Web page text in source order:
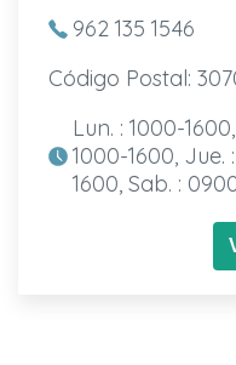
962 135 1546
Código Postal:
Lun. : 1000-
1000-1600, Jue.
1600, Sab. :